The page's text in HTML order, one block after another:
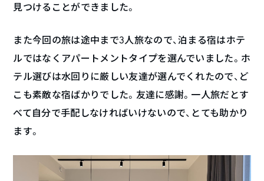
見つけることができました。
また今回の旅は途中まで3人旅なので、泊まる宿はホテ
ルではなくアパートメントタイプを選んでいました。ホ
テル選びは水回りに厳しい友達が選んでくれたので、ど
こも素敵な宿ばかりでした。友達に感謝。一人旅だとす
べて自分で手配しなければいけないので、とても助かり
ます。